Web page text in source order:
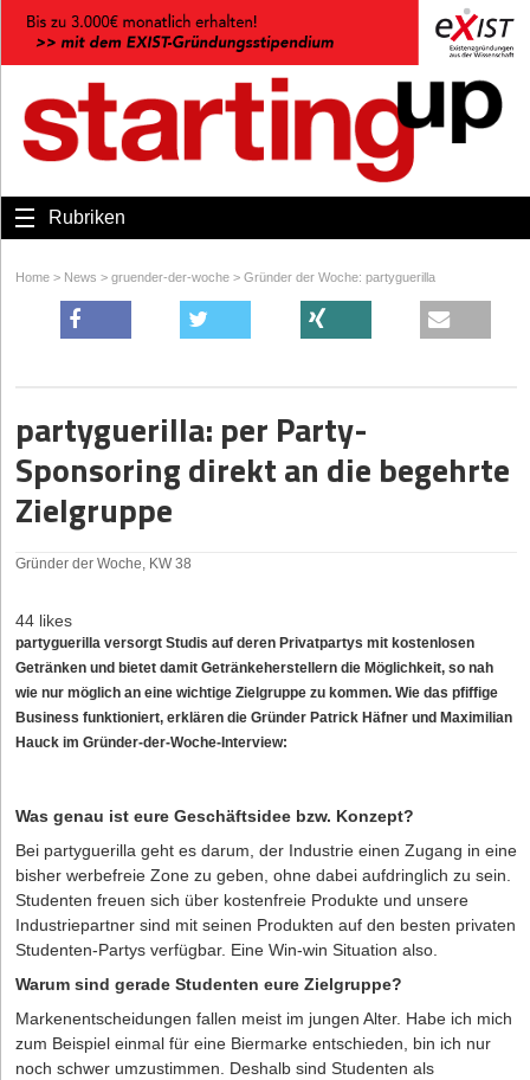
Rubriken
Home > News > gruender-der-woche > Gründer der Woche: partyguerilla
partyguerilla: per Party-
Sponsoring direkt an die begehrte
Zielgruppe
Gründer der Woche, KW 38
44 likes
partyguerilla versorgt Studis auf deren Privatpartys mit kostenlosen
Getränken und bietet damit Getränkeherstellern die Möglichkeit, so nah
wie nur möglich an eine wichtige Zielgruppe zu kommen. Wie das pfiffige
Business funktioniert, erklären die Gründer Patrick Häfner und Maximilian
Hauck im Gründer-der-Woche-Interview:
Was genau ist eure Geschäftsidee bzw. Konzept?
Bei partyguerilla geht es darum, der Industrie einen Zugang in eine
bisher werbefreie Zone zu geben, ohne dabei aufdringlich zu sein.
Studenten freuen sich über kostenfreie Produkte und unsere
Industriepartner sind mit seinen Produkten auf den besten privaten
Studenten-Partys verfügbar. Eine Win-win Situation also.
Warum sind gerade Studenten eure Zielgruppe?
Markenentscheidungen fallen meist im jungen Alter. Habe ich mich
zum Beispiel einmal für eine Biermarke entschieden, bin ich nur
noch schwer umzustimmen. Deshalb sind Studenten als